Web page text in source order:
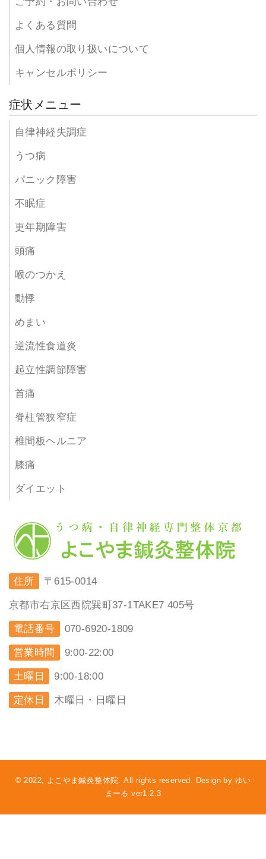
よくある質問
個人情報の取り扱いについて
キャンセルポリシー
症状メニュー
自律神経失調症
うつ病
パニック障害
不眠症
更年期障害
頭痛
喉のつかえ
動悸
めまい
逆流性食道炎
起立性調節障害
首痛
脊柱管狭窄症
椎間板ヘルニア
膝痛
ダイエット
住所 〒615-0014
京都市右京区西院巽町37-1TAKE7 405号
電話番号 070-6920-1809
営業時間 9:00-22:00
土曜日 9:00-18:00
定休日 木曜日・日曜日
© 2022, よこやま鍼灸整体院. All rights reserved. Design by ゆい
まーる ver1.2.3